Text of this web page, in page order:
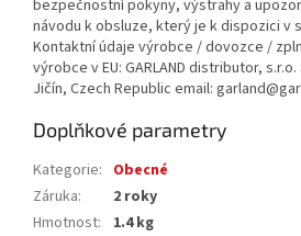
bezpečnostní pokyny, výstrahy a
návodu k obsluze, který je k dispozici v
Kontaktní údaje výrobce / dovozce /
výrobce v EU: GARLAND distributor,
Jičín, Czech Republic email:
Doplňkové parametry
Kategorie: Obecné
Záruka:
2 roky
Hmotnost:
1.4 kg